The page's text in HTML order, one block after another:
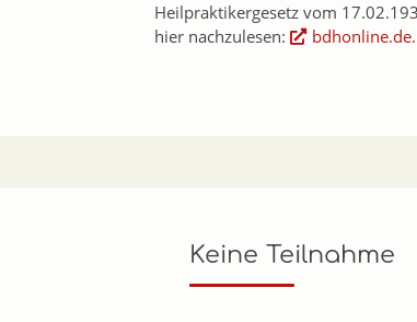
Heilpraktikergesetz vom
hier nachzulesen:
bdhonline.de.
Keine Teilnahme